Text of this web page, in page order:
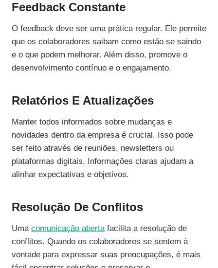
Feedback Constante
O feedback deve ser uma prática regular. Ele permite
que os colaboradores saibam como estão se saindo
e o que podem melhorar. Além disso, promove o
desenvolvimento contínuo e o engajamento.
Relatórios E Atualizações
Manter todos informados sobre mudanças e
novidades dentro da empresa é crucial. Isso pode
ser feito através de reuniões, newsletters ou
plataformas digitais. Informações claras ajudam a
alinhar expectativas e objetivos.
Resolução De Conflitos
Uma comunicação abertafacilita a resolução de
conflitos. Quando os colaboradores se sentem à
vontade para expressar suas preocupações, é mais